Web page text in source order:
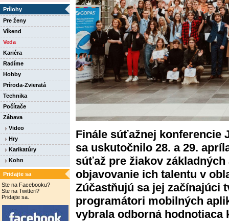
Prílohy
Pre ženy
Víkend
Veda
Kariéra
Radíme
Hobby
Príroda-Zvieratá
Technika
Počítače
Zábava
Video
Hry
Karikatúry
Kohn
Pridajte sa
Ste na Facebooku?
Ste na Twitteri?
Pridajte sa.
Finále súťažnej konferencie
sa uskutočnilo 28. a 29.
súťaž pre žiakov
objavovanie ich talentu v
Zúčastňujú sa jej začínajúci
programátori mobilných
vybrala odborná hodnotiaca